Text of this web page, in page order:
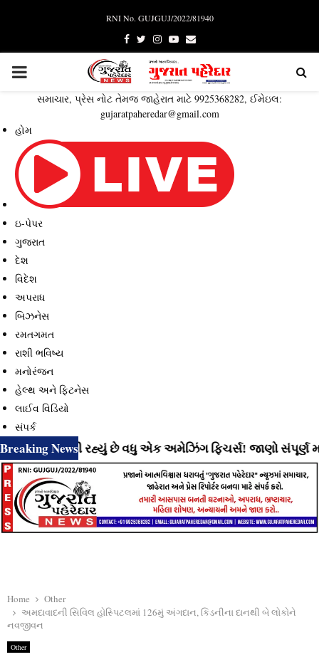
RNI No. GUJGUJ/2022/81940
Facebook
TwitterInstagram
YoutubeEmail
PRIMARY
MENU
સમાચાર, પ્રેસ નોટ તેમજ જાહેરાત માટે 9925368282, ઈમેઇલ:
gujaratpaheredar@gmail.com
હોમ
ઇ-પેપર
ગુજરાત
દેશ
વિદેશ
અપરાધ
બિઝનેસ
રમતગમત
રાશી ભવિષ્ય
મનોરંજન
હેલ્થ અને ફિટનેસ
લાઈવ વિડિયો
સંપર્ક
Breaking News
લાવી રહ્યું છે વધુ એક અમેઝિંગ ફિચર્સ! જાણો સંપૂર્ણ માહિતી
Home
Other
અમદાવાદની સિવિલ હોસ્પિટલમાં 126મું અંગદાન, કિડનીના દાનથી બે લોકોને
નવજીવન
Other